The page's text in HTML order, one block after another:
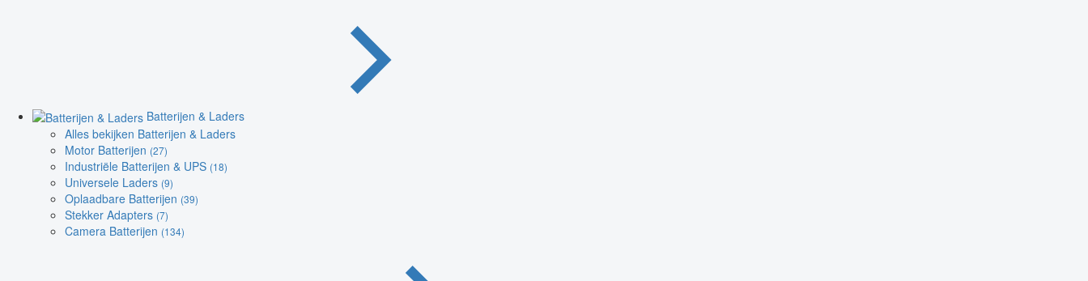
Batterijen & Laders
Alles bekijken Batterijen & Laders
Motor Batterijen (27)
Industriële Batterijen & UPS (18)
Universele Laders (9)
Oplaadbare Batterijen (39)
Stekker Adapters (7)
Camera Batterijen (134)